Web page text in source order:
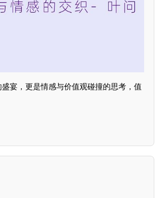
宴，更是情感与价值观碰撞的思考，值